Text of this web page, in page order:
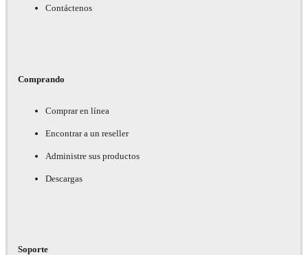
Contáctenos
Comprando
Comprar en línea
Encontrar a un reseller
Administre sus productos
Descargas
Soporte